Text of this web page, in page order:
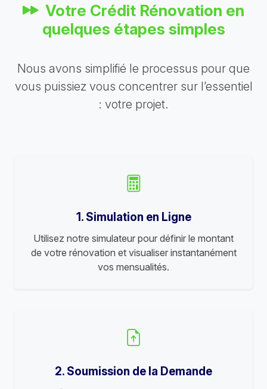
Votre Crédit Rénovation en
quelques étapes simples
Nous avons simplifié le processus pour que
vous puissiez vous concentrer sur l’essentiel
: votre projet.
1. Simulation en Ligne
Utilisez notre simulateur pour définir le montant
de votre rénovation et visualiser instantanément
vos mensualités.
2. Soumission de la Demande